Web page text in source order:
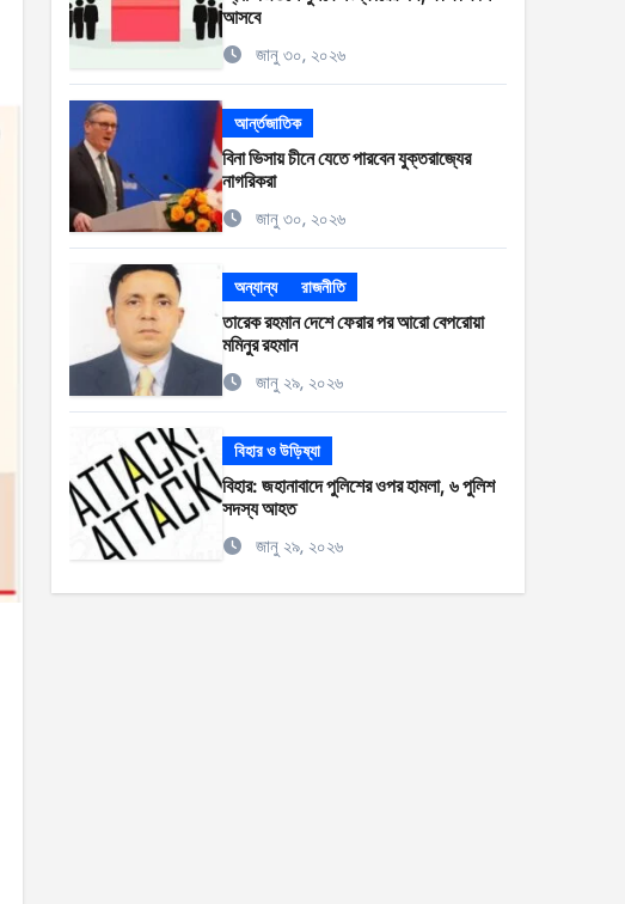
আসবে
জানু ৩০, ২০২৬
আর্ন্তজাতিক
বিনা ভিসায় চীনে যেতে পারবেন যুক্তরাজ্যের
নাগরিকরা
জানু ৩০, ২০২৬
অন্যান্য রাজনীতি
তারেক রহমান দেশে ফেরার পর আরো বেপরোয়া
মমিনুর রহমান
জানু ২৯, ২০২৬
বিহার ও উড়িষ্যা
বিহার: জহানাবাদে পুলিশের ওপর হামলা, ৬ পুলিশ
সদস্য আহত
জানু ২৯, ২০২৬